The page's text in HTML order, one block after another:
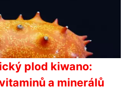
plod kiwano:
a minerálů